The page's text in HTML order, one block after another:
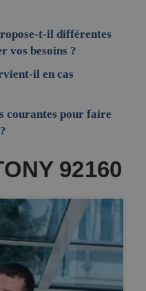
t-il différentes
vos besoins ?
il en cas
courantes pour faire
92160